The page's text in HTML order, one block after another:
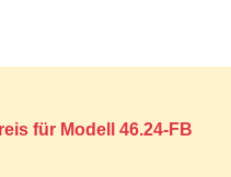
für Modell 46.24-FB